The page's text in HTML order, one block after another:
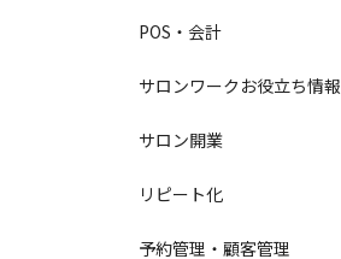
POS・会計
サロンワークお役立ち情報
サロン開業
リピート化
予約管理・顧客管理